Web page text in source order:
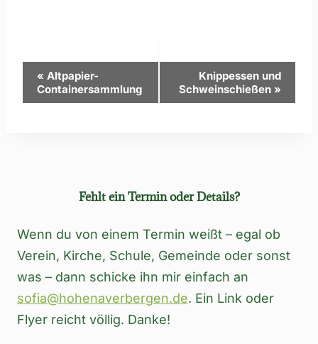
Veranstaltung-
Navigation
« Altpapier-
Containersammlung
Knippessen und
Schweinschießen »
Fehlt ein Termin oder Details?
Wenn du von einem Termin weißt – egal ob
Verein, Kirche, Schule, Gemeinde oder sonst
was – dann schicke ihn mir einfach an
sofia@hohenaverbergen.de. Ein Link oder
Flyer reicht völlig. Danke!